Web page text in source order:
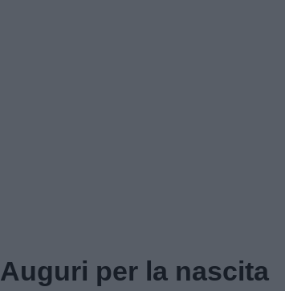
Auguri per la nascita